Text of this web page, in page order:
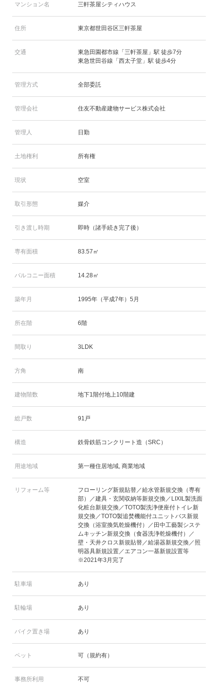
マンション名 三軒茶屋シティハウス
住所 東京都世田谷区三軒茶屋
交通
東急田園都市線「三軒茶屋」駅 徒歩7分
東急世田谷線「西太子堂」駅 徒歩4分
管理方式 全部委託
管理会社 住友不動産建物サービス株式会社
管理人 日勤
土地権利 所有権
現状 空室
取引形態 媒介
引き渡し時期 即時（諸手続き完了後）
専有面積 83.57㎡
バルコニー面積 14.28㎡
築年月 1995年（平成7年）5月
所在階 6階
間取り 3LDK
方角 南
建物階数 地下1階付地上10階建
総戸数 91戸
構造 鉄骨鉄筋コンクリート造（SRC）
用途地域 第一種住居地域, 商業地域
リフォーム等
フローリング新規貼替／給水管新規交換（専有
部）／建具・玄関収納等新規交換／LIXIL製洗面
化粧台新規交換／TOTO製洗浄便座付トイレ新
規交換／TOTO製追焚機能付ユニットバス新規
交換（浴室換気乾燥機付）／田中工藝製システ
ムキッチン新規交換（食器洗浄乾燥機付）／
壁・天井クロス新規貼替／給湯器新規交換／照
明器具新規設置／エアコン一基新規設置等
※2021年3月完了
駐車場 あり
駐輪場 あり
バイク置き場 あり
ペット 可（規約有）
事務所利用 不可